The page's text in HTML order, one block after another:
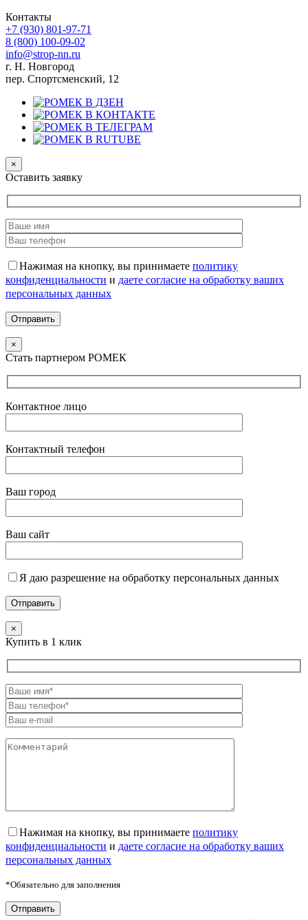
Контакты
+7 (930) 801-97-71
8 (800) 100-09-02
info@strop-nn.ru
г. Н. Новгород
пер. Спортсменский, 12
×
Оставить заявку
Нажимая на кнопку, вы принимаете политику
конфиденциальности и даете согласие на обработку ваших
персональных данных
×
Стать партнером РОМЕК
Контактное лицо
Контактный телефон
Ваш город
Ваш сайт
Я даю разрешение на обработку персональных данных
×
Купить в 1 клик
Нажимая на кнопку, вы принимаете политику
конфиденциальности и даете согласие на обработку ваших
персональных данных
*Обязательно для заполнения